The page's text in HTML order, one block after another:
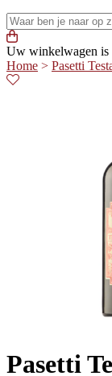
Uw winkelwagen is
Home > Pasetti
Pasetti